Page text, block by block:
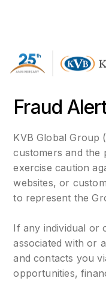
Fraud
KVB Global Group
customers and the
exercise caution
websites, or
to represent the
If any individual or
associated with or
and contacts you
opportunities,